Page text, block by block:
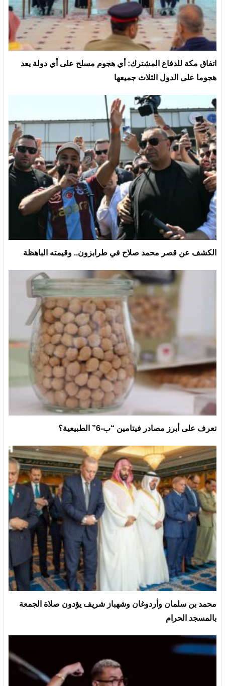
‏اتفاق مكة للدفاع المشترك: أي هجوم مسلح على أي دولة يعد
هجوما على الدول الثلاث جميعها
الكشف عن قصر محمد صلاح في طرابزون.. وقيمته الباهظة
تعرف على أبرز مصادر فيتامين “ب-6” الطبيعية؟
محمد بن سلمان وأردوغان وشهباز شريف يؤدون صلاة الجمعة
بالمسجد الحرام